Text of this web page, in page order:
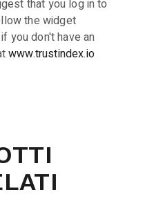
that you log in to
the widget
you don't have an
www.trustindex.io